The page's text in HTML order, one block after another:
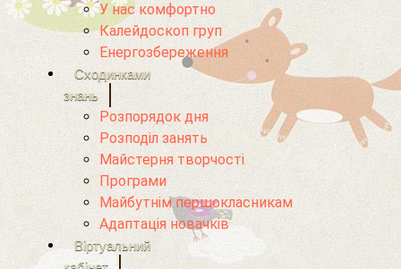
У нас комфортно
Калейдоскоп груп
Енергозбереження
Сходинками
знань
Розпорядок дня
Розподіл занять
Майстерня творчості
Програми
Майбутнім першокласникам
Адаптація новачків
Віртуальний